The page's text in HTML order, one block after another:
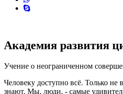
skype
Академия развития
Учение о неограниченном
Человеку доступно всё. Только не
знают. Мы, люди, - самые